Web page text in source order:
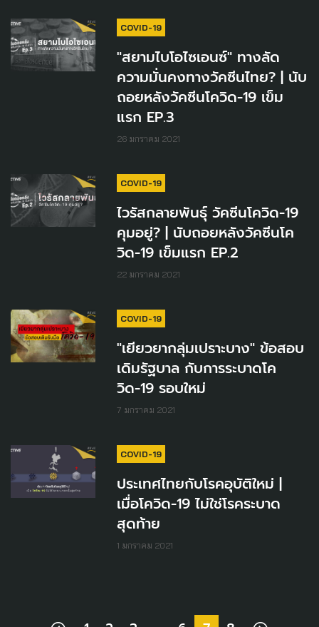
COVID-19
"สยามไบโอไซเอนซ์" ทางลัด
ความมั่นคงทางวัคซีนไทย? | นับ
ถอยหลังวัคซีนโควิด-19 เข็ม
แรก EP.3
26 มกราคม 2021
COVID-19
ไวรัสกลายพันธุ์ วัคซีนโควิด-19
คุมอยู่? | นับถอยหลังวัคซีนโค
วิด-19 เข็มแรก EP.2
22 มกราคม 2021
COVID-19
"เยียวยากลุ่มเปราะบาง" ข้อสอบ
เดิมรัฐบาล กับการระบาดโค
วิด-19 รอบใหม่
7 มกราคม 2021
COVID-19
ประเทศไทยกับโรคอุบัติใหม่ |
เมื่อโควิด-19 ไม่ใช่โรคระบาด
สุดท้าย
1 มกราคม 2021